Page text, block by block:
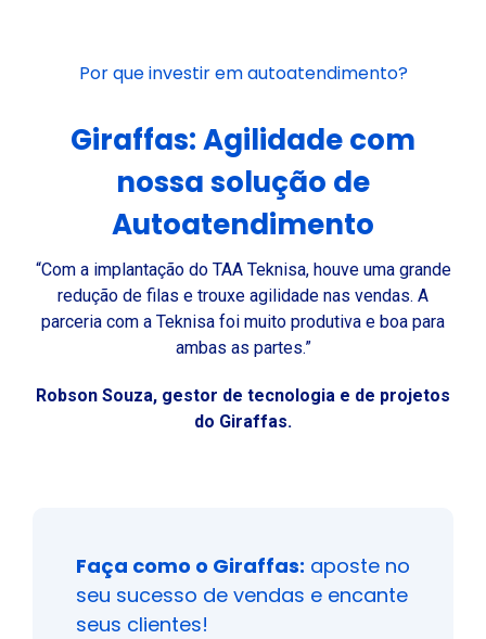
Por que investir em autoatendimento?
Giraffas: Agilidade com
nossa solução de
Autoatendimento
“Com a implantação do TAA Teknisa, houve uma grande
redução de filas e trouxe agilidade nas vendas. A
parceria com a Teknisa foi muito produtiva e boa para
ambas as partes.”
Robson Souza, gestor de tecnologia e de projetos
do Giraffas.
Faça como o Giraffas: aposte no
seu sucesso de vendas e encante
seus clientes!